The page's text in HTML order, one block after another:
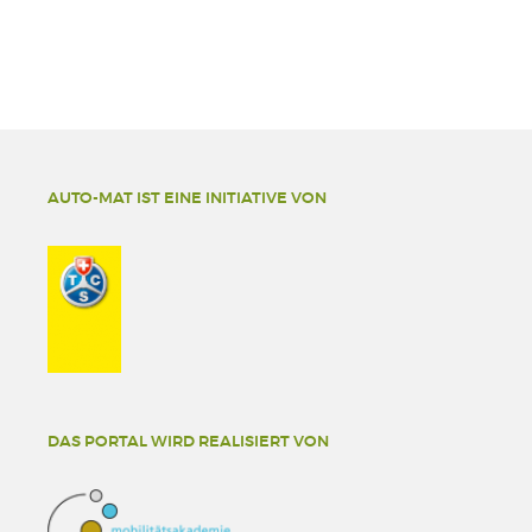
AUTO-MAT IST EINE INITIATIVE VON
DAS PORTAL WIRD REALISIERT VON